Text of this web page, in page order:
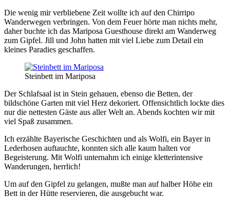
Die wenig mir verbliebene Zeit wollte ich auf den Chirripo
Wanderwegen verbringen. Von dem Feuer hörte man nichts mehr,
daher buchte ich das Mariposa Guesthouse direkt am Wanderweg
zum Gipfel. Jill und John hatten mit viel Liebe zum Detail ein
kleines Paradies geschaffen.
Steinbett im Mariposa
Der Schlafsaal ist in Stein gehauen, ebenso die Betten, der
bildschöne Garten mit viel Herz dekoriert. Offensichtlich lockte dies
nur die nettesten Gäste aus aller Welt an. Abends kochten wir mit
viel Spaß zusammen.
Ich erzählte Bayerische Geschichten und als Wolfi, ein Bayer in
Lederhosen auftauchte, konnten sich alle kaum halten vor
Begeisterung. Mit Wolfi unternahm ich einige kletterintensive
Wanderungen, herrlich!
Um auf den Gipfel zu gelangen, mußte man auf halber Höhe ein
Bett in der Hütte reservieren, die ausgebucht war.